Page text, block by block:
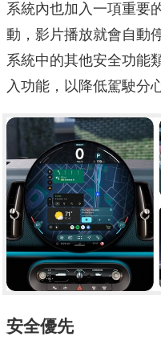
系統內也加入一項重要
動，影片播放就會自動
系統中的其他安全功能
入功能，以降低駕駛分
安全優先